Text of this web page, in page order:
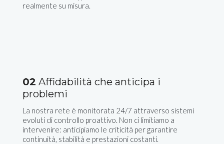
realmente su misura.
02 Affidabilità che anticipa i
problemi
La nostra rete è monitorata 24/7 attraverso sistemi
evoluti di controllo proattivo. Non ci limitiamo a
intervenire: anticipiamo le criticità per garantire
continuità, stabilità e prestazioni costanti.